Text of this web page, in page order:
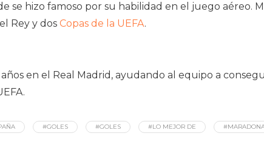
hizo famoso por su habilidad en el juego aéreo.
Rey y dos Copas de la UEFA.
en el Real Madrid, ayudando al equipo a
#GOLES #GOLES #LO MEJOR DE